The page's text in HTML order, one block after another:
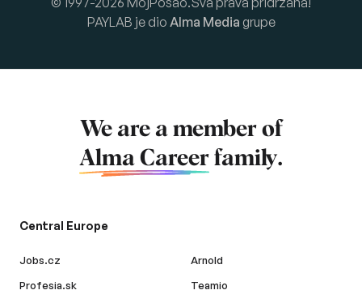
PAYLAB je dio Alma Media grupe
We are a member of
Alma Career family.
Central Europe
Jobs.cz
Profesia.sk
Arnold
Teamio